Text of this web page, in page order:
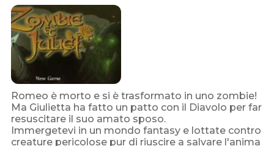
Romeo è morto e si è trasformato in uno zombie!
Ma Giulietta ha fatto un patto con il Diavolo per far
resuscitare il suo amato sposo.
Immergetevi in un mondo fantasy e lottate contro
creature pericolose pur di riuscire a salvare l'anima